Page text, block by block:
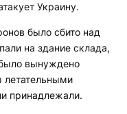
Украину.
было сбито над
на здание склада,
вынуждено
летательными
принадлежали.